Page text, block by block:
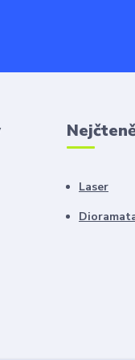
Laser